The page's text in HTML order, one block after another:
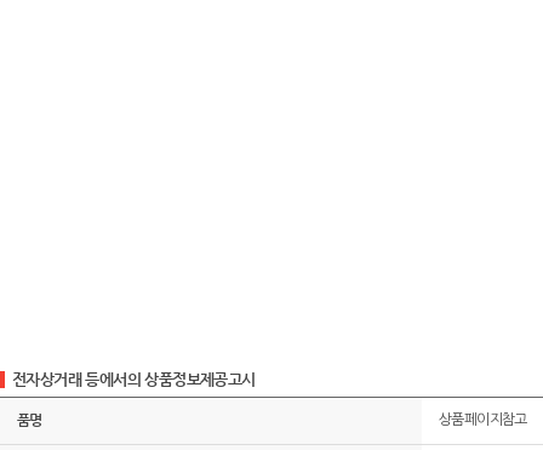
전자상거래 등에서의 상품정보제공고시
품명 상품페이지참고